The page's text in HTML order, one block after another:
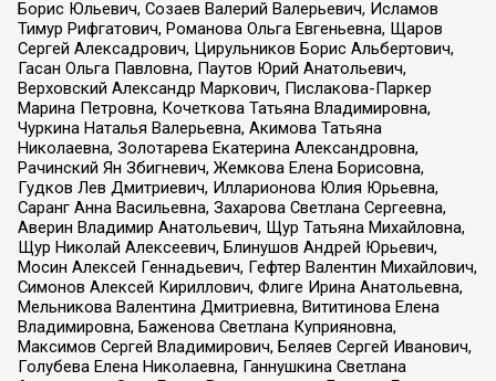
Борис Юльевич, Созаев Валерий Валерьевич, Исламов
Тимур Рифгатович, Романова Ольга Евгеньевна, Щаров
Сергей Алексадрович, Цирульников Борис Альбертович,
Гасан Ольга Павловна, Паутов Юрий Анатольевич,
Верховский Александр Маркович, Пислакова-Паркер
Марина Петровна, Кочеткова Татьяна Владимировна,
Чуркина Наталья Валерьевна, Акимова Татьяна
Николаевна, Золотарева Екатерина Александровна,
Рачинский Ян Збигневич, Жемкова Елена Борисовна,
Гудков Лев Дмитриевич, Илларионова Юлия Юрьевна,
Саранг Анна Васильевна, Захарова Светлана Сергеевна,
Аверин Владимир Анатольевич, Щур Татьяна Михайловна,
Щур Николай Алексеевич, Блинушов Андрей Юрьевич,
Мосин Алексей Геннадьевич, Гефтер Валентин Михайлович,
Симонов Алексей Кириллович, Флиге Ирина Анатольевна,
Мельникова Валентина Дмитриевна, Вититинова Елена
Владимировна, Баженова Светлана Куприяновна,
Максимов Сергей Владимирович, Беляев Сергей Иванович,
Голубева Елена Николаевна, Ганнушкина Светлана